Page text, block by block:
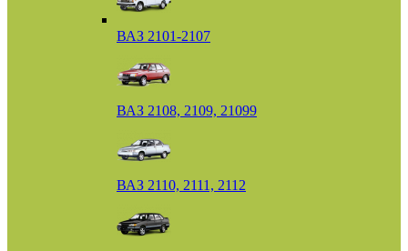
ВАЗ 2101-2107
ВАЗ 2108, 2109, 21099
ВАЗ 2110, 2111, 2112